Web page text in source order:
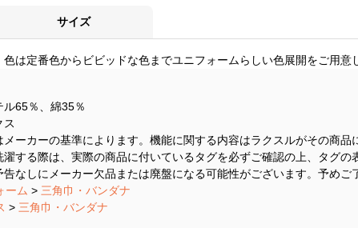
サイズ
は定番色からビビッドな色までユニフォームらしい色展開をご用意
ル65％、綿35％
ス
メーカーの基準によります。機能に関する内容はラクスルがその商品
濯する際は、実際の商品に付いているタグを必ずご確認の上、タグの
告なしにメーカー欠品または廃盤になる可能性がございます。予めご
ーム > 三角巾・バンダナ
> 三角巾・バンダナ